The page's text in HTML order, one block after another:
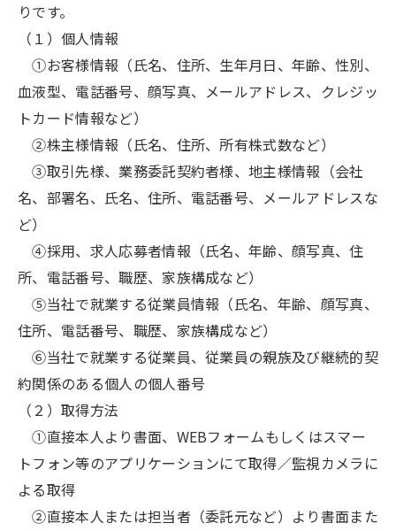
りです。
（１）個人情報
①お客様情報（氏名、住所、生年月日、年齢、性別、
血液型、電話番号、顔写真、メールアドレス、クレジッ
トカード情報など）
②株主様情報（氏名、住所、所有株式数など）
③取引先様、業務委託契約者様、地主様情報（会社
名、部署名、氏名、住所、電話番号、メールアドレスな
ど）
④採用、求人応募者情報（氏名、年齢、顔写真、住
所、電話番号、職歴、家族構成など）
⑤当社で就業する従業員情報（氏名、年齢、顔写真、
住所、電話番号、職歴、家族構成など）
⑥当社で就業する従業員、従業員の親族及び継続的契
約関係のある個人の個人番号
（２）取得方法
①直接本人より書面、WEBフォームもしくはスマー
トフォン等のアプリケーションにて取得／監視カメラに
よる取得
②直接本人または担当者（委託元など）より書面また